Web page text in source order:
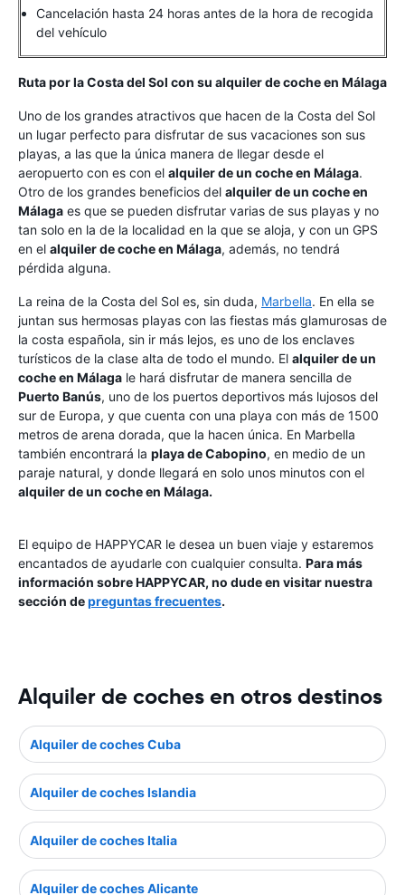
Cancelación hasta 24 horas antes de la hora de recogida
del vehículo
Ruta por la Costa del Sol con su alquiler de coche en Málaga
Uno de los grandes atractivos que hacen de la Costa del Sol
un lugar perfecto para disfrutar de sus vacaciones son sus
playas, a las que la única manera de llegar desde el
aeropuerto con es con el alquiler de un coche en Málaga.
Otro de los grandes beneficios del alquiler de un coche en
Málaga es que se pueden disfrutar varias de sus playas y no
tan solo en la de la localidad en la que se aloja, y con un GPS
en el alquiler de coche en Málaga, además, no tendrá
pérdida alguna.
La reina de la Costa del Sol es, sin duda, Marbella. En ella se
juntan sus hermosas playas con las fiestas más glamurosas de
la costa española, sin ir más lejos, es uno de los enclaves
turísticos de la clase alta de todo el mundo. El alquiler de un
coche en Málaga le hará disfrutar de manera sencilla de
Puerto Banús, uno de los puertos deportivos más lujosos del
sur de Europa, y que cuenta con una playa con más de 1500
metros de arena dorada, que la hacen única. En Marbella
también encontrará la playa de Cabopino, en medio de un
paraje natural, y donde llegará en solo unos minutos con el
alquiler de un coche en Málaga.
El equipo de HAPPYCAR le desea un buen viaje y estaremos
encantados de ayudarle con cualquier consulta. Para más
información sobre HAPPYCAR, no dude en visitar nuestra
sección depreguntas frecuentes.
Alquiler de coches en otros destinos
Alquiler de coches Cuba
Alquiler de coches Islandia
Alquiler de coches Italia
Alquiler de coches Alicante